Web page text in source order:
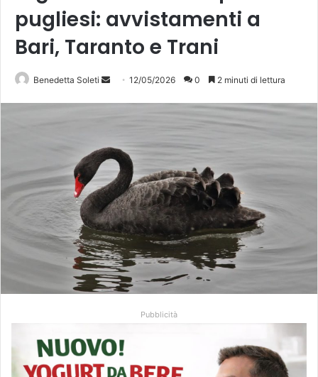
pugliesi: avvistamenti a
Bari, Taranto e Trani
Benedetta Soleti
Invia 12/05/2026 0 2 minuti di lettura
Pubblicità